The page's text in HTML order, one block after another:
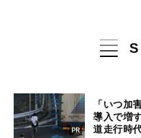
「いつ加
導入で増
道走行時